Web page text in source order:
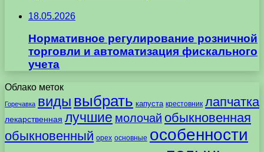
18.05.2026
Нормативное регулирование розничной
торговли и автоматизация фискального
учета
Облако меток
Горечавка виды выбрать капуста крестовник лапчатка
лекарственная лучшие молочай обыкновенная
обыкновенный орех основные особенности